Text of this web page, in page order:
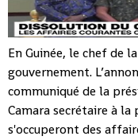
En Guinée, le chef de
gouvernement.
communiqué de la
Camara secrétaire à la
s'occuperont des